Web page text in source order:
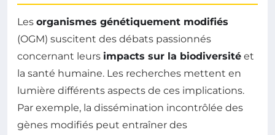
Les organismes génétiquement modifiés
(OGM) suscitent des débats passionnés
concernant leurs impacts sur la biodiversité et
la santé humaine. Les recherches mettent en
lumière différents aspects de ces implications.
Par exemple, la dissémination incontrôlée des
gènes modifiés peut entraîner des